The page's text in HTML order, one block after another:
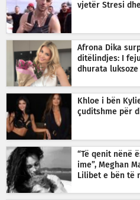
vjetër Stresi
Afrona Dika
ditëlindjes: I
dhurata luksoze
Khloe i bën
çuditshme për
“Të qenit nënë
ime”, Meghan
Lilibet e bën të